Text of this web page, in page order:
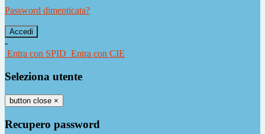
Password dimenticata?
-
Entra con SPID Entra con CIE
Seleziona utente
button close ×
Recupero password